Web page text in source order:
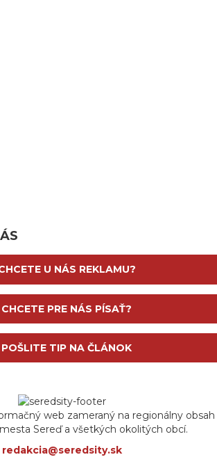
U NÁS REKLAMU?
CHCETE PRE NÁS PÍSAŤ?
POŠLITE TIP NA ČLÁNOK
web zameraný na regionálny obsah
Sereď a všetkých okolitých obcí.
redakcia@seredsity.sk